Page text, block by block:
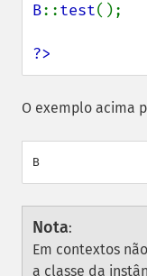
B::test();
?>
O exemplo acima
Nota:
Em contextos
a classe da